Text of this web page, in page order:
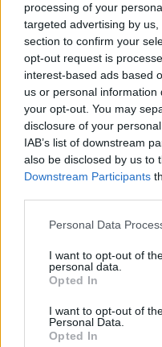
processing of your
targeted advertising by
section to confirm your
opt-out request is
interest-based ads based
us or personal
your opt-out. You may
disclosure of your
IAB’s list of downstream
also be disclosed by us to
Downstream Participants
Personal Data
I want to opt-out of
personal data.
Opted In
I want to opt-out of
Personal Data.
Opted In
Vallåkra
3:a Pris Bästa Japan
1:a Pris Bästa Örviga
2007!
Elmia:
2:a Multimedia Car
Emmaboda:
Säve:
Vallåkra: